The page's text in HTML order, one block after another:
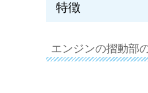
特徴
エンジンの摺動部